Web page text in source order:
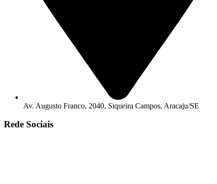
Av. Augusto Franco, 2040, Siqueira Campos, Aracaju/SE
Rede Sociais